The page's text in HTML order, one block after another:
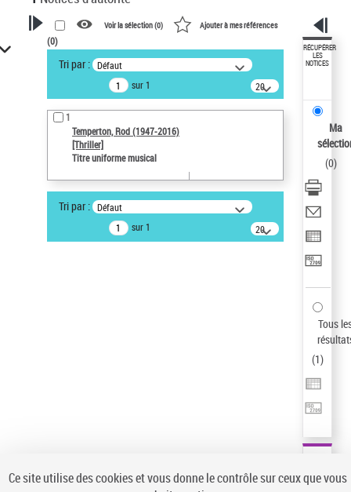
VOTRE RECHERCHE
Recherche avancée dans les
notices d’autorité
Œuvres liées à l'auteur :
Temperton, Rod (1947-2016)
Type de notice d'autorité
Œuvre
Auteur d’œuvre
Voir la sélection (0) Ajouter à mes références
(0)
Tri par : Défaut
sur 1
20
résultats/page
1
Temperton, Rod (1947-2016)
[Thriller]
Titre uniforme musical
Tri par : Défaut
sur 1
20
résultats/page
RÉCUPÉRER
LES
NOTICES
Ma
(0)
Tous
(1)
Ce site utilise des cookies et vous donne le contrôle sur ceux que vous